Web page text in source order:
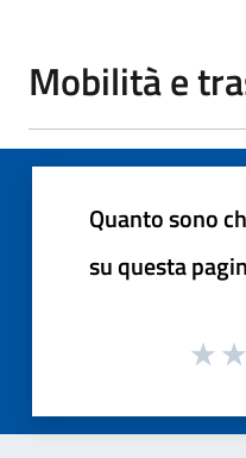
Mobilità e
Quanto sono
su questa